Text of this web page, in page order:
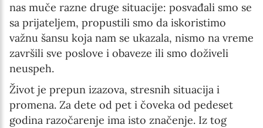
nas muče razne druge situacije: posvađali smo se
sa prijateljem, propustili smo da iskoristimo
važnu šansu koja nam se ukazala, nismo na vreme
završili sve poslove i obaveze ili smo doživeli
neuspeh.
Život je prepun izazova, stresnih situacija i
promena. Za dete od pet i čoveka od pedeset
godina razočarenje ima isto značenje. Iz tog